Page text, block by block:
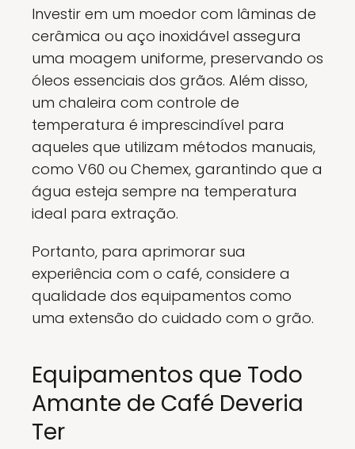
Investir em um moedor com lâminas de
cerâmica ou aço inoxidável assegura
uma moagem uniforme, preservando os
óleos essenciais dos grãos. Além disso,
um chaleira com controle de
temperatura é imprescindível para
aqueles que utilizam métodos manuais,
como V60 ou Chemex, garantindo que a
água esteja sempre na temperatura
ideal para extração.
Portanto, para aprimorar sua
experiência com o café, considere a
qualidade dos equipamentos como
uma extensão do cuidado com o grão.
Equipamentos que Todo
Amante de Café Deveria
Ter